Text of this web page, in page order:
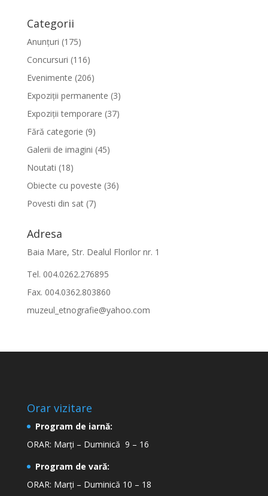
Categorii
Anunțuri (175)
Concursuri (116)
Evenimente (206)
Expoziții permanente (3)
Expoziții temporare (37)
Fără categorie (9)
Galerii de imagini (45)
Noutati (18)
Obiecte cu poveste (36)
Povesti din sat(7)
Adresa
Baia Mare, Str. Dealul Florilor nr. 1
Tel. 004.0262.276895
Fax. 004.0362.803860
muzeul_etnografie@yahoo.com
Orar vizitare
Program de iarnă:
ORAR: Marți – Duminică 9 – 16
Program de vară:
ORAR: Marți – Duminică 10 – 18